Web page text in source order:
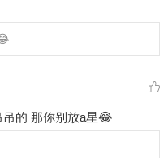
吊的 那你别放a星😂